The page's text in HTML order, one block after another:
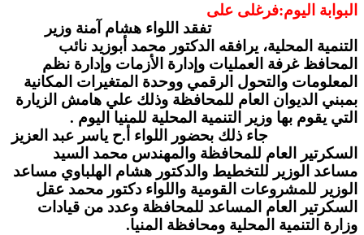
البوابة اليوم:فرغلى على
تفقد اللواء هشام آمنة وزير
التنمية المحلية، يرافقه الدكتور محمد أبوزيد نائب
المحافظ غرفة العمليات وإدارة الأزمات وإدارة نظم
المعلومات والتحول الرقمي ووحدة المتغيرات المكانية
بمبني الديوان العام للمحافظة وذلك علي هامش الزيارة
التي يقوم بها وزير التنمية المحلية للمنيا اليوم .
جاء ذلك بحضور اللواء أ.ح ياسر عبد العزيز
السكرتير العام للمحافظة والمهندس محمد السيد
مساعد الوزير للتخطيط والدكتور هشام الهلباوي مساعد
الوزير للمشروعات القومية واللواء دكتور محمد عقل
السكرتير العام المساعد للمحافظة وعدد من قيادات
وزارة التنمية المحلية ومحافظة المنيا.